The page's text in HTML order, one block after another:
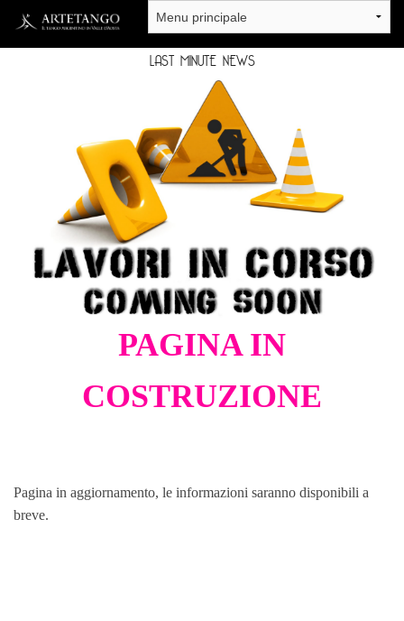
Salta al contenuto principale
LAST MINUTE NEWS
PAGINA IN
COSTRUZIONE
Pagina in aggiornamento, le informazioni saranno disponibili a
breve.